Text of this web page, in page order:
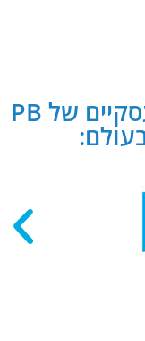
מקצת מ-300 שותפנו העסקיים של PB